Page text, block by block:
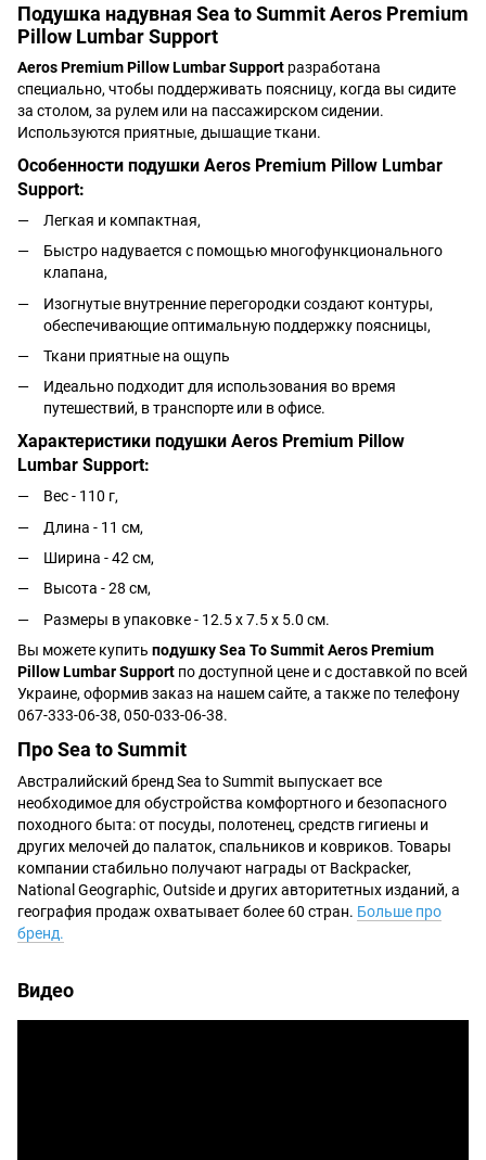
Подушка надувная Sea to Summit Aeros Premium
Pillow Lumbar Support
Aeros Premium Pillow Lumbar Support разработана
специально, чтобы поддерживать поясницу, когда вы сидите
за столом, за рулем или на пассажирском сидении.
Используются приятные, дышащие ткани.
Особенности подушки Aeros Premium Pillow Lumbar
Support:
Легкая и компактная,
Быстро надувается с помощью многофункционального
клапана,
Изогнутые внутренние перегородки создают контуры,
обеспечивающие оптимальную поддержку поясницы,
Ткани приятные на ощупь
Идеально подходит для использования во время
путешествий, в транспорте или в офисе.
Характеристики подушки Aeros Premium Pillow
Lumbar Support:
Вес - 110 г,
Длина - 11 см,
Ширина - 42 см,
Высота - 28 см,
Размеры в упаковке - 12.5 х 7.5 х 5.0 см.
Вы можете купить подушку Sea To Summit Aeros Premium
Pillow Lumbar Support по доступной цене и с доставкой по всей
Украине, оформив заказ на нашем сайте, а также по телефону
067-333-06-38, 050-033-06-38.
Про Sea to Summit
Австралийский бренд Sea to Summit выпускает все
необходимое для обустройства комфортного и безопасного
походного быта: от посуды, полотенец, средств гигиены и
других мелочей до палаток, спальников и ковриков. Товары
компании стабильно получают награды от Backpacker,
National Geographic, Outside и других авторитетных изданий, а
география продаж охватывает более 60 стран. Больше про
бренд.
Видео